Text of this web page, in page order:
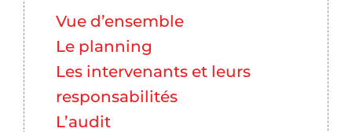
Vue d’ensemble
Le planning
Les intervenants et leurs
responsabilités
L’audit